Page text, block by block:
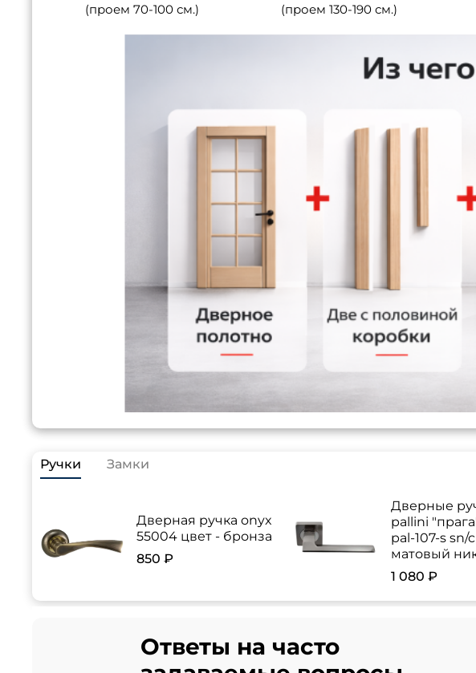
(проем 70-100 см.)
(проем 130-190 см.)
Ручки Замки
Дверная ручка onyx
55004 цвет - бронза
850 ₽
Дверные
pallini
pal-107-s sn/
матовый
1 080 ₽
Ответы на часто